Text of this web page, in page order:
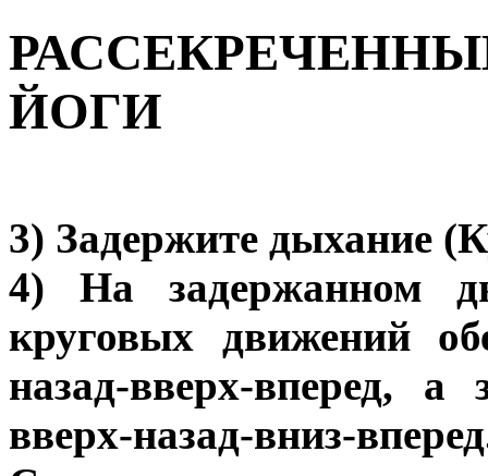
ЙОГИ
3) Задержите дыхание
4) На задержанном
круговых движений
назад-вверх-вперед,
вверх-назад-вниз-